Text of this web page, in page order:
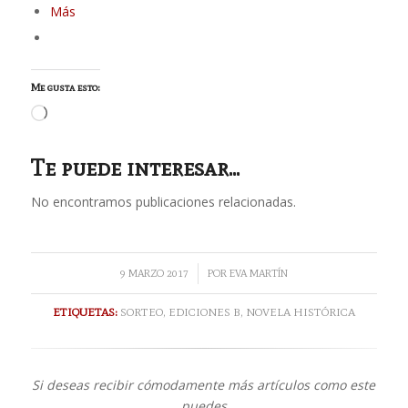
Más
Me gusta esto:
Cargando...
Te puede interesar...
No encontramos publicaciones relacionadas.
9 MARZO 2017
/ POR EVA MARTÍN
ETIQUETAS: SORTEO, EDICIONES B, NOVELA HISTÓRICA
Si deseas recibir cómodamente más artículos como este